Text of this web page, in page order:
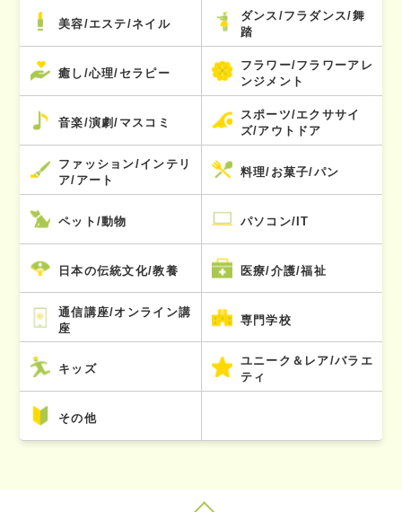
美容/エステ/ネイル
ダンス/フラダンス/舞
踏
癒し/心理/セラピー
フラワー/フラワーアレ
ンジメント
音楽/演劇/マスコミ
スポーツ/エクササイ
ズ/アウトドア
ファッション/インテリ
ア/アート
料理/お菓子/パン
ペット/動物 パソコン/IT
日本の伝統文化/教養 医療/介護/福祉
通信講座/オンライン講
座
専門学校
キッズ
ユニーク＆レア/バラエ
ティ
その他